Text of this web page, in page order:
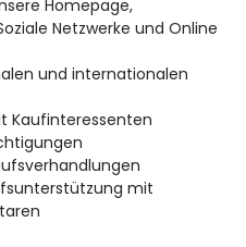
Homepage,
Netzwerke und Online
und internationalen
Kaufinteressenten
mit